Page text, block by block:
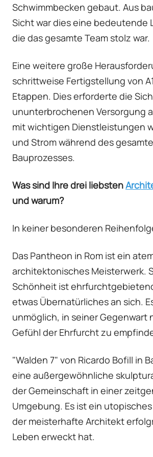
Schwimmbecken gebaut. Aus
Sicht war dies eine bedeutende
die das gesamte Team stolz war.
Eine weitere große
schrittweise Fertigstellung von
Etappen. Dies erforderte die
ununterbrochenen Versorgung
mit wichtigen Dienstleistungen
und Strom während des
Bauprozesses.
Was sind Ihre drei liebsten
und warum?
In keiner besonderen
Das Pantheon in Rom ist ein
architektonisches Meisterwerk.
Schönheit ist
etwas Übernatürliches an sich.
unmöglich, in seiner Gegenwart
Gefühl der Ehrfurcht zu
"Walden 7" von Ricardo Bofill in
eine außergewöhnliche
der Gemeinschaft in einer
Umgebung. Es ist ein
der meisterhafte Architekt
Leben erweckt hat.